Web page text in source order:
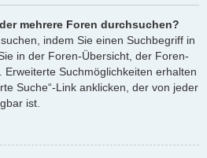
mehrere Foren durchsuchen?
indem Sie einen Suchbegriff in
in der Foren-Übersicht, der Foren-
Suchmöglichkeiten erhalten
Suche“-Link anklicken, der von jeder
ist.